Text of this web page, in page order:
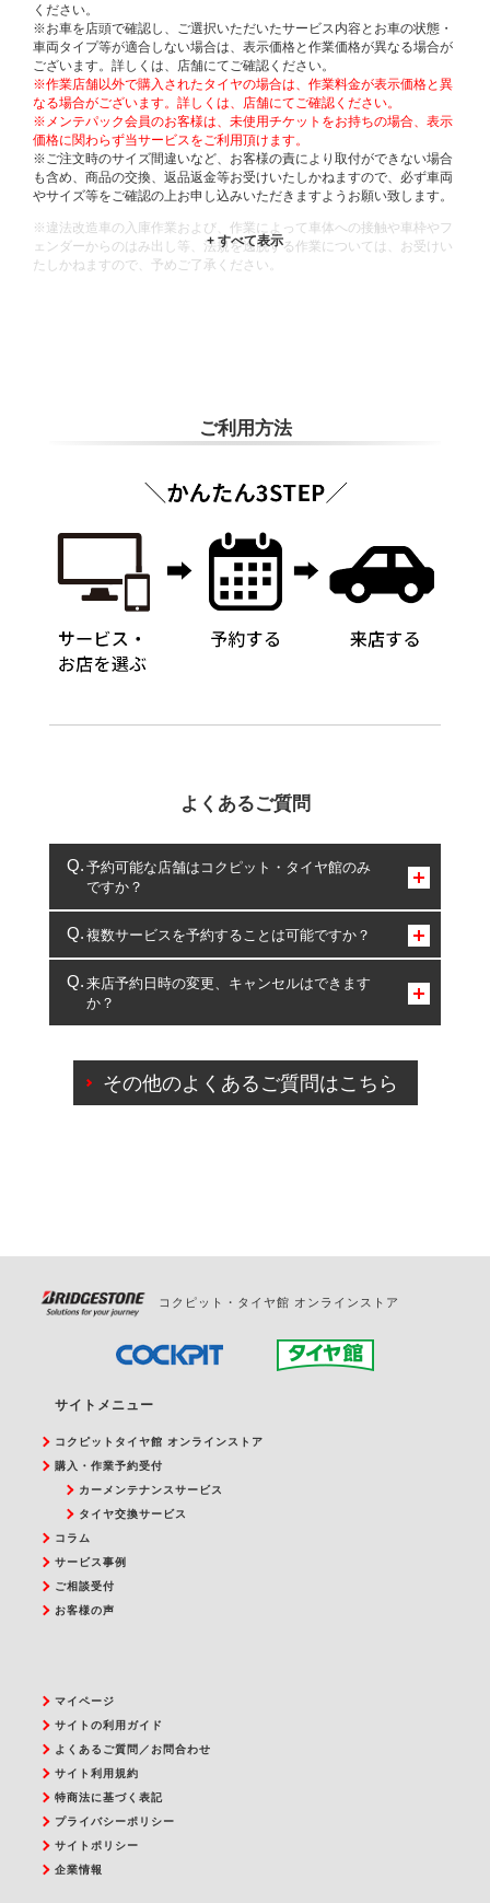
ください。
※お車を店頭で確認し、ご選択いただいたサービス内容とお車の状態・
車両タイプ等が適合しない場合は、表示価格と作業価格が異なる場合が
ございます。詳しくは、店舗にてご確認ください。
※作業店舗以外で購入されたタイヤの場合は、作業料金が表示価格と異
なる場合がございます。詳しくは、店舗にてご確認ください。
※メンテパック会員のお客様は、未使用チケットをお持ちの場合、表示
価格に関わらず当サービスをご利用頂けます。
※ご注文時のサイズ間違いなど、お客様の責により取付ができない場合
も含め、商品の交換、返品返金等お受けいたしかねますので、必ず車両
やサイズ等をご確認の上お申し込みいただきますようお願い致します。
※違法改造車の入庫作業および、作業によって車体への接触や車枠やフ
ェンダーからのはみ出し等、法規を逸脱する作業については、お受けい
たしかねますので、予めご了承ください。
ご利用方法
よくあるご質問
予約可能な店舗はコクピット・タイヤ館のみ
ですか？
コクピット・タイヤ館のみとなります。
複数サービスを予約することは可能ですか？
複数サービスのご予約は可能です。
一部の商品・サービスの組み合わせに限り、同時にご予約が
出来ないものもございます。
来店予約日時の変更、キャンセルはできます
か？
ご来店予約日の3営業日前を過ぎている場合のご予約
の日時変更につきましては、直接ご予約の店舗まで
その他のよくあるご質問はこちら
コクピット・タイヤ館 オンラインストア
サイトメニュー
コクピットタイヤ館 オンラインストア
購入・作業予約受付
カーメンテナンスサービス
タイヤ交換サービス
コラム
サービス事例
ご相談受付
お客様の声
マイページ
サイトの利用ガイド
よくあるご質問／お問合わせ
サイト利用規約
特商法に基づく表記
プライバシーポリシー
サイトポリシー
企業情報